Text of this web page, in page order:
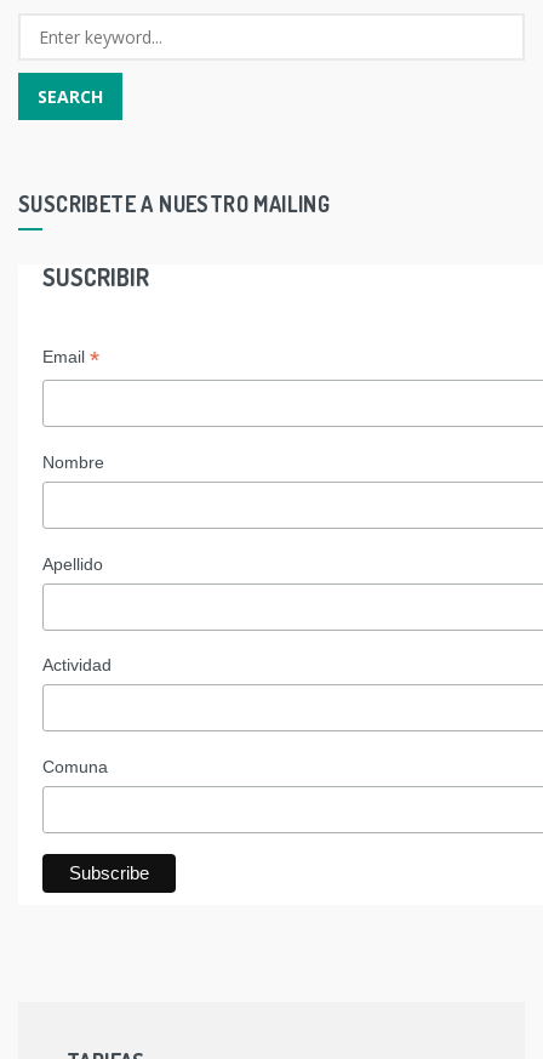
SUSCRIBETE A NUESTRO MAILING
SUSCRIBIR
Email *
Nombre
Apellido
Actividad
Comuna